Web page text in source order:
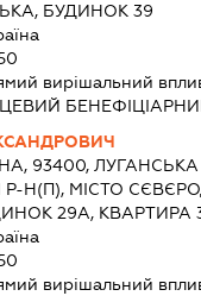
БУДИНОК 39
вирішальний
93400,
Н(П), МІСТО
29А, КВАРТИРА
вирішальний